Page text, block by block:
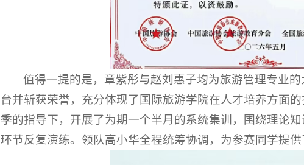
值得一提的是，章紫彤与赵刘惠子均为旅游管理专业
台并斩获荣誉，充分体现了国际旅游学院在人才培养方面
季的指导下，开展了为期一个半月的系统集训，围绕理论
环节反复演练。领队高小华全程统筹协调，为参赛同学提供